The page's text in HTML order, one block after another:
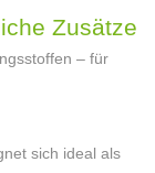
Zusätze
– für
sich ideal als